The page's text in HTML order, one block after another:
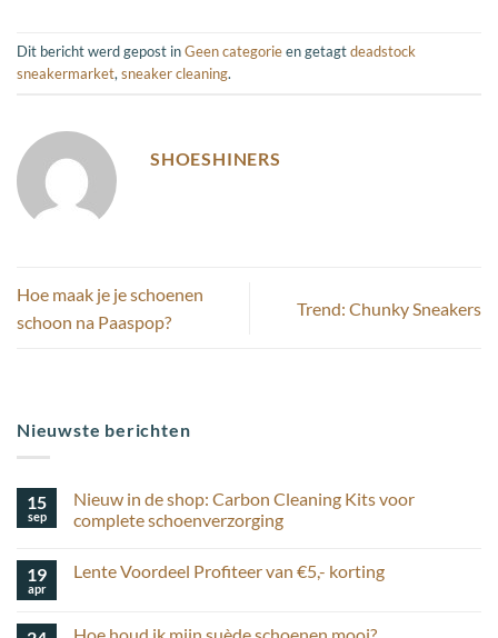
Dit bericht werd gepost inGeen categorieen getagtdeadstock
sneakermarket,sneaker cleaning.
SHOESHINERS
Hoe maak je je schoenen
schoon na Paaspop?
Trend: Chunky Sneakers
Nieuwste berichten
15
sep
Nieuw in de shop: Carbon Cleaning Kits voor
complete schoenverzorging
op
shop:
19
apr
Lente Voordeel Profiteer van €5,- korting